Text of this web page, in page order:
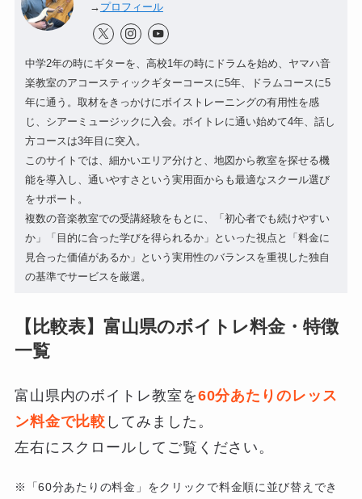
→ プロフィール
中学2年の時にギターを、高校1年の時にドラムを始め、ヤマハ音
楽教室のアコースティックギターコースに5年、ドラムコースに5
年に通う。取材をきっかけにボイストレーニングの有用性を感
じ、シアーミュージックに入会。ボイトレに通い始めて4年、話し
方コースは3年目に突入。
このサイトでは、細かいエリア分けと、地図から教室を探せる機
能を導入し、通いやすさという実用面からも最適なスクール選び
をサポート。
複数の音楽教室での受講経験をもとに、「初心者でも続けやすい
か」「目的に合った学びを得られるか」といった視点と「料金に
見合った価値があるか」という実用性のバランスを重視した独自
の基準でサービスを厳選。
【比較表】富山県のボイトレ料金・特徴
一覧
富山県内のボイトレ教室を60分あたりのレッス
ン料金で比較 してみました。
左右にスクロールしてご覧ください。
※「60分あたりの料金」をクリックで料金順に並び替えでき